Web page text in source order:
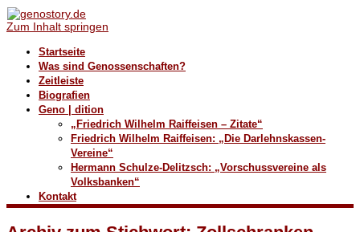
Zum Inhalt springen
Startseite
Was sind Genossenschaften?
Zeitleiste
Biografien
Geno | dition
„Friedrich Wilhelm Raiffeisen – Zitate“
Friedrich Wilhelm Raiffeisen: „Die Darlehnskassen-
Vereine“
Hermann Schulze-Delitzsch: „Vorschussvereine als
Volksbanken“
Kontakt